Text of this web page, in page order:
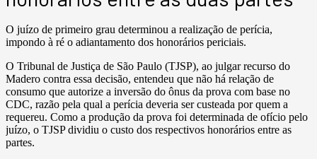
O juízo de primeiro grau determinou a realização de perícia,
impondo à ré o adiantamento dos honorários periciais.
O Tribunal de Justiça de São Paulo (TJSP), ao julgar recurso do
Madero contra essa decisão, entendeu que não há relação de
consumo que autorize a inversão do ônus da prova com base no
CDC, razão pela qual a perícia deveria ser custeada por quem a
requereu. Como a produção da prova foi determinada de ofício pelo
juízo, o TJSP dividiu o custo dos respectivos honorários entre as
partes.